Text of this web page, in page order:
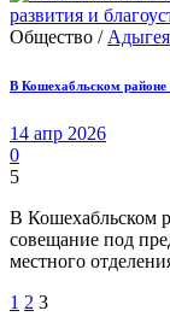
Общество / Адыгея
В Кошехабльском районе
14 апр 2026
0
5
В Кошехабльском
совещание под
местного
1 2 3